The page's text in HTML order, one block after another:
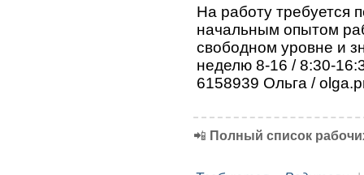
На работу требуется
начальным опытом
свободном уровне и
неделю 8-16 / 8:30-
6158939 Ольга /
📲 Полный список